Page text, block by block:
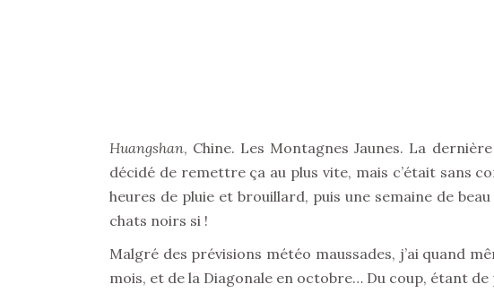
Huangshan, Chine. Les Montagnes Jaunes. La
décidé de remettre ça au plus vite, mais c’était sans
heures de pluie et brouillard, puis une semaine de
chats noirs si !
Malgré des prévisions météo maussades, j’ai quand
mois, et de la Diagonale en octobre… Du coup, étant de